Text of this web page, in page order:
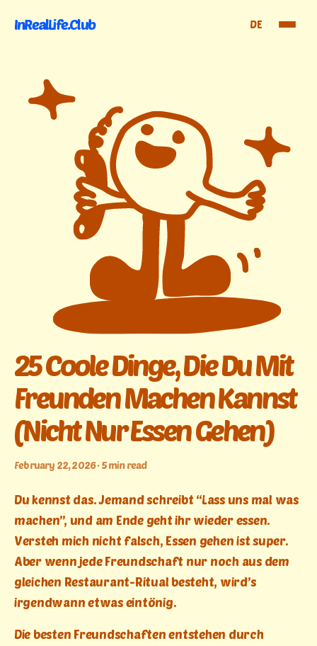
InRealLife.Club DE
25 Coole Dinge, Die Du Mit
Freunden Machen Kannst
(Nicht Nur Essen Gehen)
February 22, 2026 · 5 min read
Du kennst das. Jemand schreibt “Lass uns mal was
machen”, und am Ende geht ihr wieder essen.
Versteh mich nicht falsch, Essen gehen ist super.
Aber wenn jede Freundschaft nur noch aus dem
gleichen Restaurant-Ritual besteht, wird’s
irgendwann etwas eintönig.
Die besten Freundschaften entstehen durch